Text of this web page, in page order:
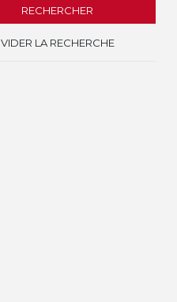
RECHERCHER
VIDER LA RECHERCHE